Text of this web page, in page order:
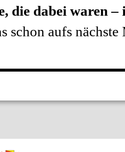
die dabei waren
schon aufs nächste